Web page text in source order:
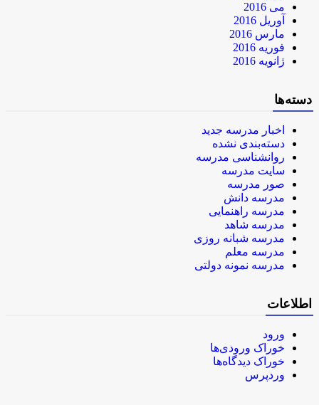
می 2016
آوریل 2016
مارس 2016
فوریه 2016
ژانویه 2016
دسته‌ها
اخبار مدرسه جدید
دسته‌بندی نشده
روانشناسی مدرسه
سایت مدرسه
صور مدرسه
مدرسه دانش
مدرسه راهنمایی
مدرسه شاهد
مدرسه شبانه روزی
مدرسه معلم
مدرسه نمونه دولتی
اطلاعات
ورود
خوراک ورودی‌ها
خوراک دیدگاه‌ها
وردپرس